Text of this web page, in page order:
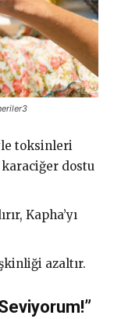
toksinleri
karaciğer dostu
Kapha’yı
azaltır.